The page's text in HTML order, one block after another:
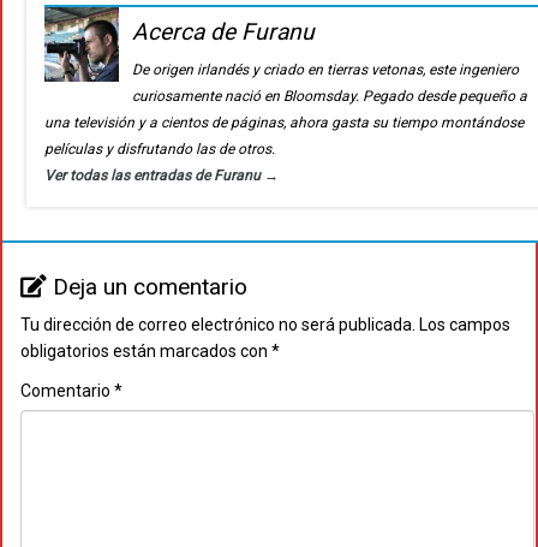
Acerca de Furanu
De origen irlandés y criado en tierras vetonas, este ingeniero
curiosamente nació en Bloomsday. Pegado desde pequeño a
una televisión y a cientos de páginas, ahora gasta su tiempo montándose
películas y disfrutando las de otros.
Ver todas las entradas de Furanu →
Deja un comentario
Tu dirección de correo electrónico no será publicada. Los campos
obligatorios están marcados con *
Comentario *